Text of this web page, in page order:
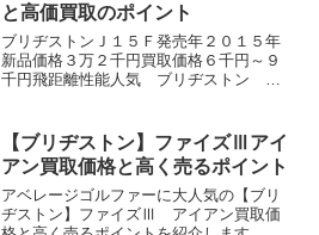
と高価買取のポイント
ブリヂストンＪ１５Ｆ発売年２０１５年
新品価格３万２千円買取価格６千円～９
千円飛距離性能人気 ブリヂストン Ｊ
がおすすめです！
【ブリヂストン】ファイズⅢアイ
アン買取価格と高く売るポイント
アベレージゴルファーに大人気の【ブリ
ヂストン】ファイズⅢ アイアン買取価